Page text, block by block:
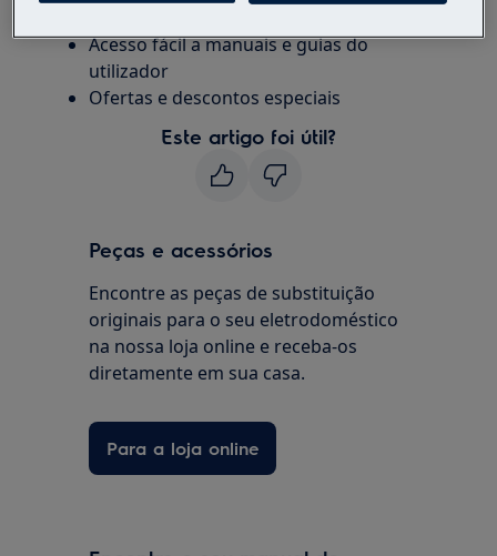
Acesso fácil a manuais e guias do
utilizador
Ofertas e descontos especiais
Este artigo foi útil?
Peças e acessórios
Encontre as peças de substituição
originais para o seu eletrodoméstico
na nossa loja online e receba-os
diretamente em sua casa.
Para a loja online